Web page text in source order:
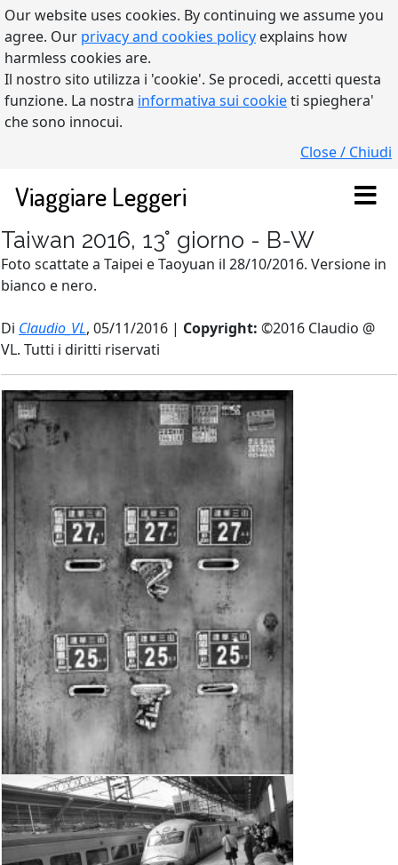
Our website uses cookies. By continuing we assume you
agree. Our privacy and cookies policy explains how
harmless cookies are.
Il nostro sito utilizza i 'cookie'. Se procedi, accetti questa
funzione. La nostra informativa sui cookieti spieghera'
che sono innocui.
Close / Chiudi
Viaggiare Leggeri
Taiwan 2016, 13° giorno - B-W
Foto scattate a Taipei e Taoyuan il 28/10/2016. Versione in
bianco e nero.
Di Claudio_VL, 05/11/2016 | Copyright: ©2016 Claudio @
VL. Tutti i diritti riservati